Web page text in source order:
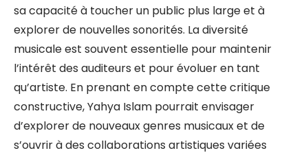
sa capacité à toucher un public plus large et à
explorer de nouvelles sonorités. La diversité
musicale est souvent essentielle pour maintenir
l’intérêt des auditeurs et pour évoluer en tant
qu’artiste. En prenant en compte cette critique
constructive, Yahya Islam pourrait envisager
d’explorer de nouveaux genres musicaux et de
s’ouvrir à des collaborations artistiques variées